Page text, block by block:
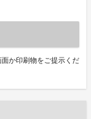
か印刷物をご提示くだ